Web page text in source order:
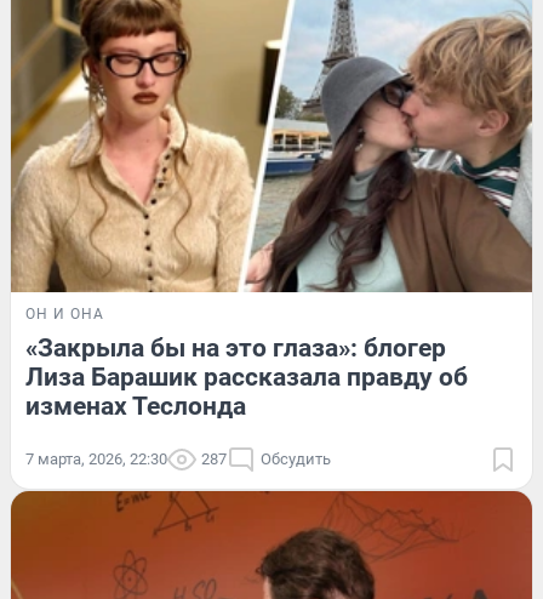
ОН И ОНА
«Закрыла бы на это глаза»: блогер
Лиза Барашик рассказала правду об
изменах Теслонда
7 марта, 2026, 22:30 287 Обсудить